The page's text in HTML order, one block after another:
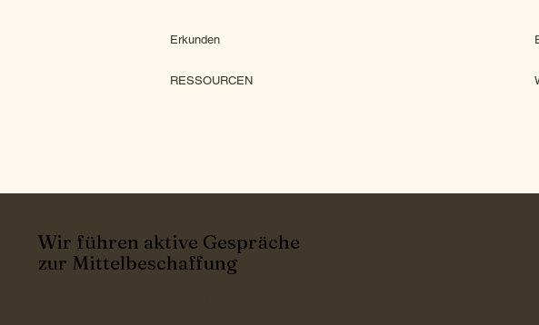
Erkunden
RESSOURCEN
Wir führen aktive Gespräche
zur Mittelbeschaffung